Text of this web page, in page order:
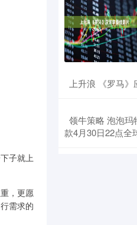
子就上
，更愿
需求的
上升浪 《罗马
领牛策略 泡泡玛
款4月30日22点全